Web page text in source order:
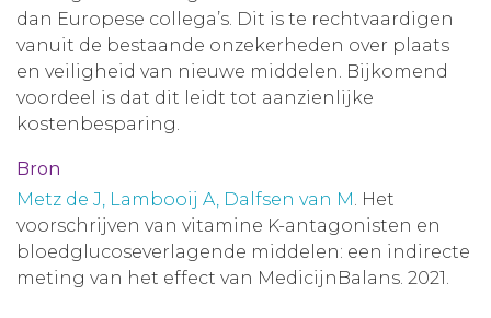
dan Europese collega’s. Dit is te rechtvaardigen
vanuit de bestaande onzekerheden over plaats
en veiligheid van nieuwe middelen. Bijkomend
voordeel is dat dit leidt tot aanzienlijke
kostenbesparing.
Bron
Metz de J, Lambooij A, Dalfsen van M. Het
voorschrijven van vitamine K-antagonisten en
bloedglucoseverlagende middelen: een indirecte
meting van het effect van MedicijnBalans. 2021.